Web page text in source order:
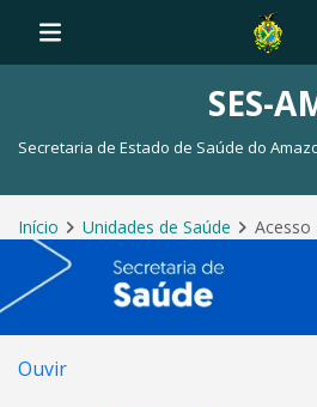
SES-
Secretaria de Estado de Saúde do
Início Unidades de Saúde
Ouvir